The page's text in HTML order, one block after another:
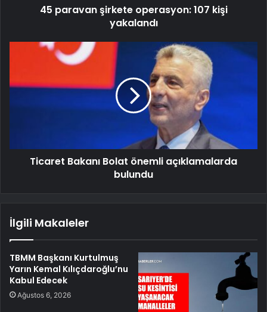
45 paravan şirkete operasyon: 107 kişi
yakalandı
Ticaret Bakanı Bolat önemli açıklamalarda
bulundu
İlgili Makaleler
TBMM Başkanı Kurtulmuş
Yarın Kemal Kılıçdaroğlu’nu
Kabul Edecek
Ağustos 6, 2026